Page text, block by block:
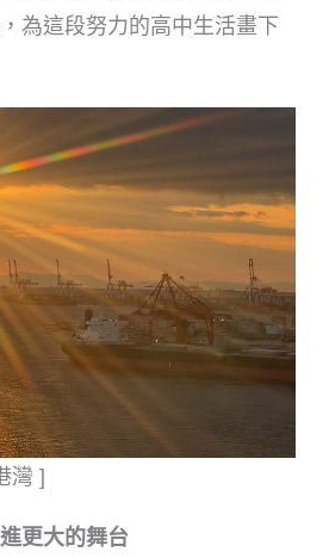
為這段努力的高中生活畫下
灣 ]
更大的舞台